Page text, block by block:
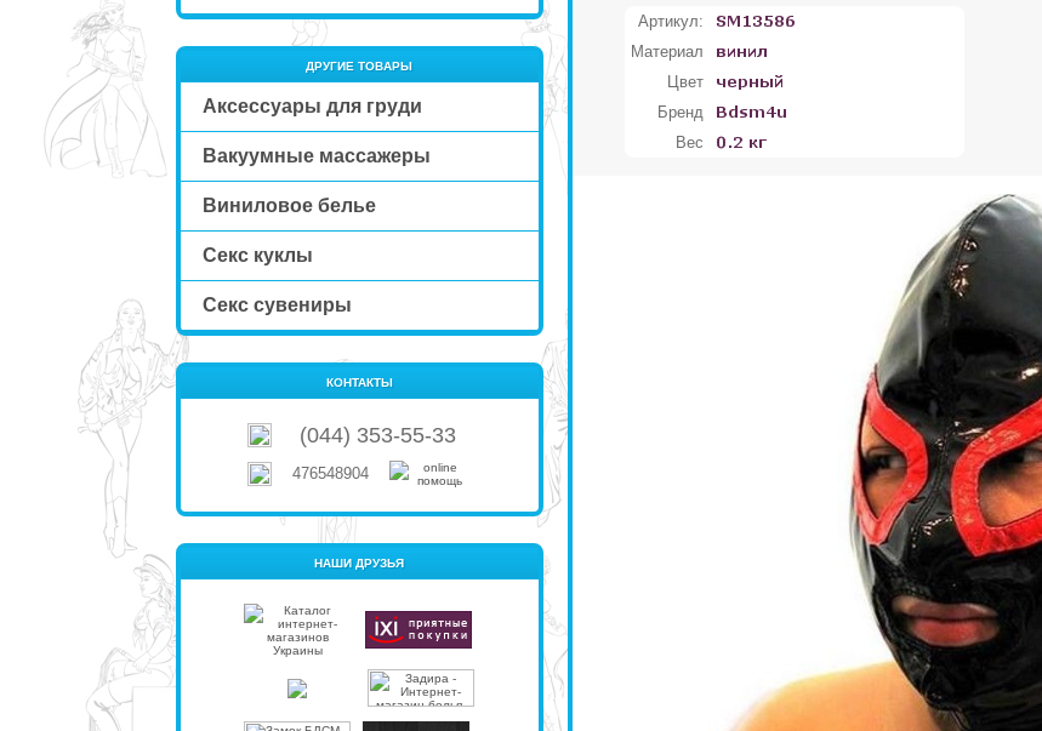
ДРУГИЕ ТОВАРЫ
Аксессуары для груди
Вакуумные массажеры
Виниловое белье
Секс куклы
Секс сувениры
КОНТАКТЫ
(044) 353-55-33
476548904
НАШИ ДРУЗЬЯ
Артикул:
Материал
Цвет
Бренд
Вес